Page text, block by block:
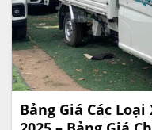
Bảng Giá Các